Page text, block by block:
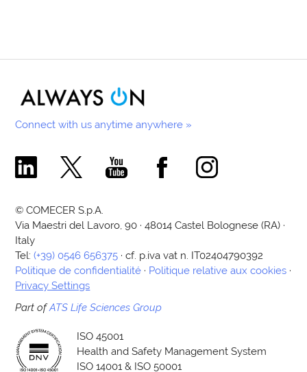
Connect with us anytime anywhere »
Comecer Linkedin Page
Comecer X PageComecer Youtube Channel
Comecer Facebook Page
Comecer Instagram
© COMECER S.p.A.
Via Maestri del Lavoro, 90 · 48014 Castel Bolognese (RA) ·
Italy
Tel:(+39) 0546 656375 · cf. p.iva vat n. IT02404790392
Politique de confidentialité · Politique relative aux cookies ·
Privacy Settings
Part ofATS Life Sciences Group
ISO 45001
Health and Safety Management System
ISO 14001 & ISO 50001